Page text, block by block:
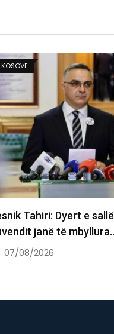
KOSOVË
Deputetët t’i
për Kurtin e
07/08/2026